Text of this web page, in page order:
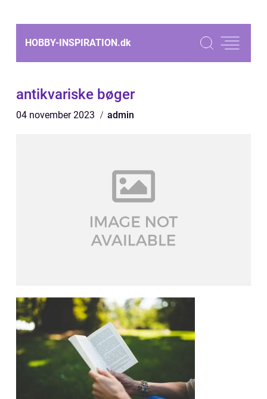
HOBBY-INSPIRATION.dk
antikvariske bøger
04 november 2023 admin